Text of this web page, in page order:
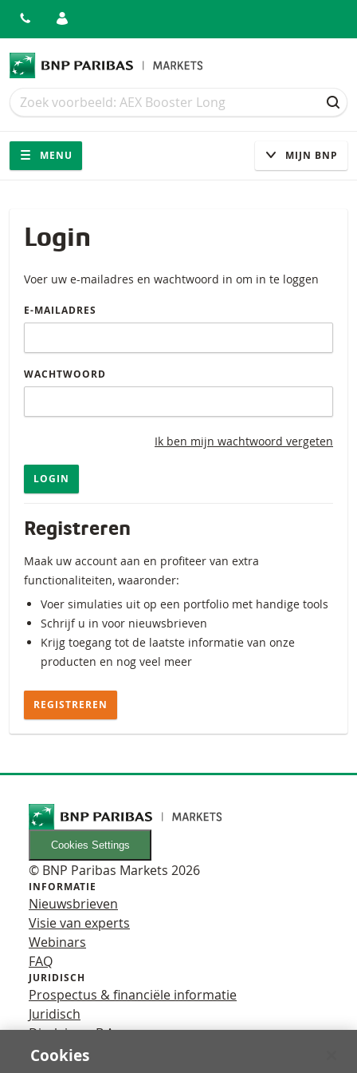
Zoek
Zoek
Navigatie
Site navigatie
MENU MIJN BNP
Login
Voer uw e-mailadres en wachtwoord in om in te loggen
E-MAILADRES
WACHTWOORD
Ik ben mijn wachtwoord vergeten
LOGIN
Registreren
Maak uw account aan en profiteer van extra
functionaliteiten, waaronder:
Voer simulaties uit op een portfolio met handige tools
Schrijf u in voor nieuwsbrieven
Krijg toegang tot de laatste informatie van onze
producten en nog veel meer
REGISTREREN
Cookies Settings
© BNP Paribas Markets 2026
INFORMATIE
Nieuwsbrieven
Visie van experts
Webinars
FAQ
JURIDISCH
Prospectus & financiële informatie
Juridisch
Disclaimer B.A.
Privacy
Cookies